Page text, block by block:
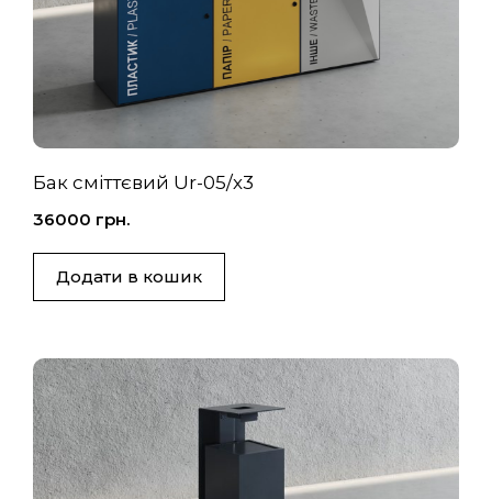
Бак сміттєвий Ur-05/х3
36000 грн.
Додати в кошик